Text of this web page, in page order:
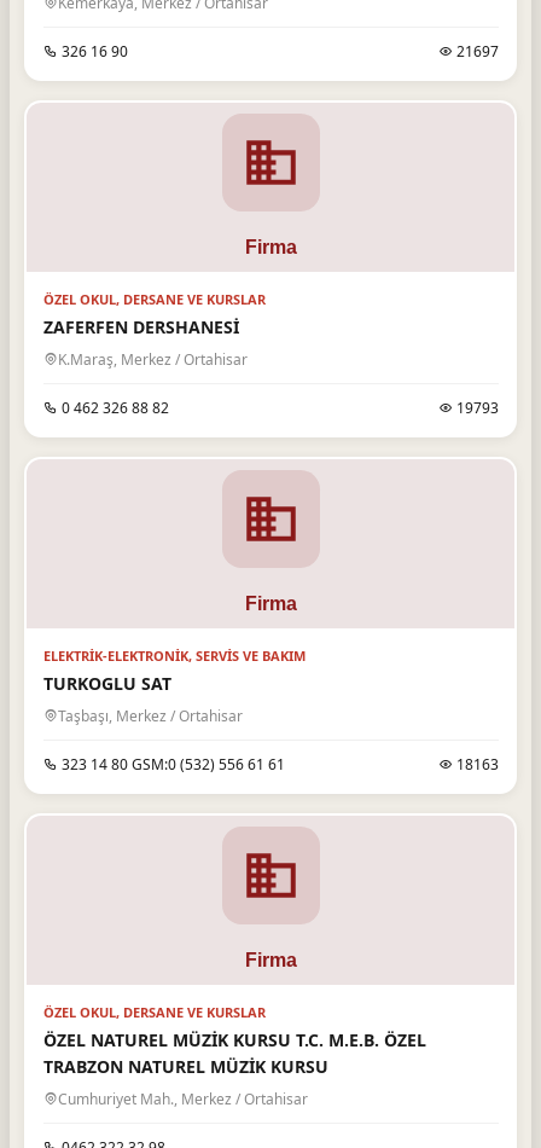
326 16 90 21697
ÖZEL OKUL, DERSANE VE KURSLAR
ZAFERFEN DERSHANESİ
K.Maraş, Merkez / Ortahisar
0 462 326 88 82 19793
ELEKTRIK-ELEKTRONIK, SERVIS VE BAKIM
TURKOGLU SAT
Taşbaşı, Merkez / Ortahisar
323 14 80 GSM:0 (532) 556 61 61 18163
ÖZEL OKUL, DERSANE VE KURSLAR
ÖZEL NATUREL MÜZİK KURSU T.C. M.E.B. ÖZEL
TRABZON NATUREL MÜZİK KURSU
Cumhuriyet Mah., Merkez / Ortahisar